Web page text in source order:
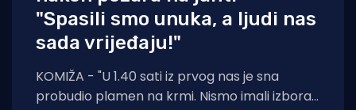
"Spasili smo unuka, a ljudi nas
sada vrijeđaju!"
KOMIŽA - "U 1.40 sati iz prvog nas je sna
probudio plamen na krmi. Nismo imali izbora